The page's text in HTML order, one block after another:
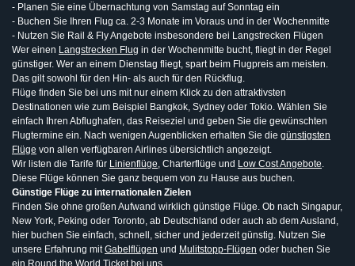
- Planen Sie eine Übernachtung von Samstag auf Sonntag ein
- Buchen Sie Ihren Flug ca. 2-3 Monate im Voraus und in der Wochenmitte
- Nutzen Sie Rail & Fly Angebote insbesondere bei Langstrecken Flügen
Wer einen Langstrecken Flug in der Wochenmitte bucht, fliegt in der Regel
günstiger. Wer an einem Dienstag fliegt, spart beim Flugpreis am meisten.
Das gilt sowohl für den Hin- als auch für den Rückflug.
Flüge finden Sie bei uns mit nur einem Klick zu den attraktivsten
Destinationen wie zum Beispiel Bangkok, Sydney oder Tokio. Wählen Sie
einfach Ihren Abflughafen, das Reiseziel und geben Sie die gewünschten
Flugtermine ein. Nach wenigen Augenblicken erhalten Sie die günstigsten
Flüge von allen verfügbaren Airlines übersichtlich angezeigt.
Wir listen die Tarife für Linienflüge, Charterflüge und Low Cost Angebote.
Diese Flüge können Sie ganz bequem von zu Hause aus buchen.
Günstige Flüge zu internationalen Zielen
Finden Sie ohne großen Aufwand wirklich günstige Flüge. Ob nach Singapur,
New York, Peking oder Toronto, ab Deutschland oder auch ab dem Ausland,
hier buchen Sie einfach, schnell, sicher und jederzeit günstig. Nutzen Sie
unsere Erfahrung mitGabelflügen und Mulitstopp-Flügen oder buchen Sie
ein Round the World Ticketbei uns.